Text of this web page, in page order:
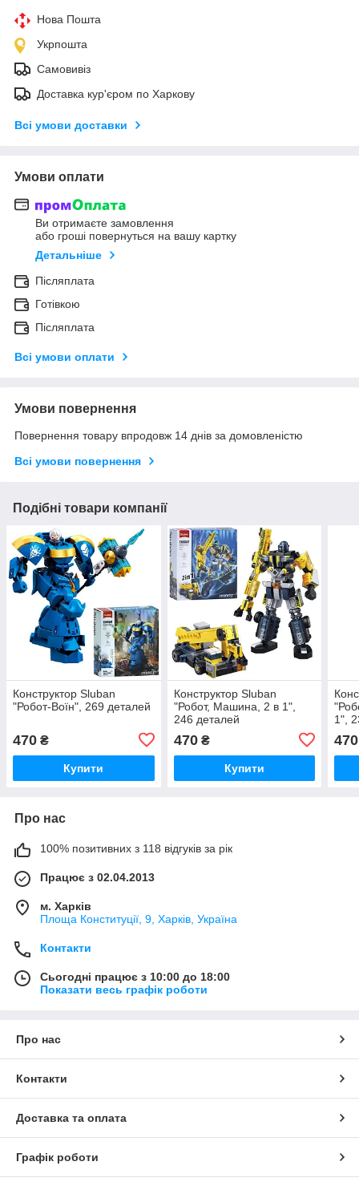
Нова Пошта
Укрпошта
Самовивіз
Доставка кур'єром по Харкову
Всі умови доставки
Умови оплати
Ви отримаєте замовлення
або гроші повернуться на вашу картку
Детальніше
Післяплата
Готівкою
Післяплата
Всі умови оплати
Умови повернення
Повернення товару впродовж 14 днів за домовленістю
Всі умови повернення
Подібні товари компанії
Конструктор Sluban
"Робот-Воїн", 269 деталей
470 ₴
Купити
Конструктор Sluban
"Робот, Машина, 2 в 1",
246 деталей
470₴
Купити
1",
470
Про нас
100% позитивних з 118 відгуків за рік
Працює з 02.04.2013
м. Харків
Площа Конституції, 9, Харків, Україна
Контакти
Сьогодні працює з 10:00 до 18:00
Показати весь графік роботи
Про нас
Контакти
Доставка та оплата
Графік роботи